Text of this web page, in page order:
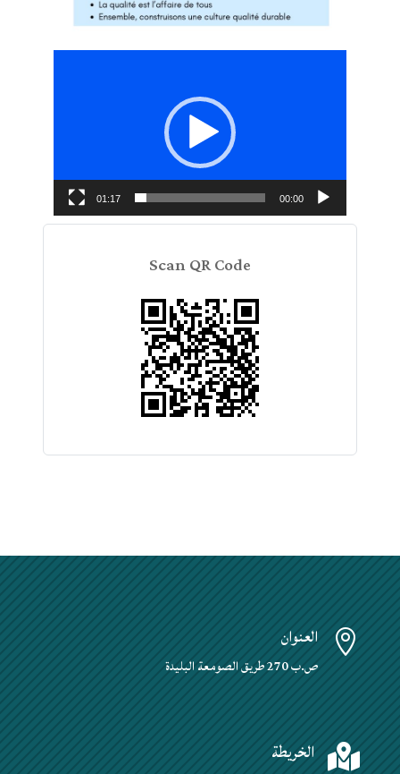
00:00
01:17
Scan QR Code
 العنوان
ص.ب 270 طريق الصومعة البليدة
 الخريطة